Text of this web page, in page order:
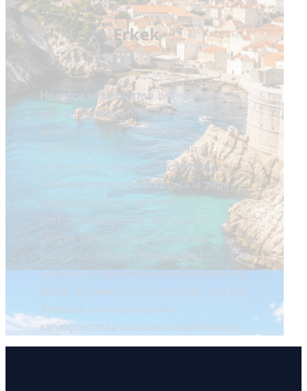
Erkek
Hırvatça seslendirme hizmetlerimizde,
ana diliHırvatça olan, temiz
Hırvat
aksana sahip ve en az 8 yıllık
seslendirme tecrübesi bulunan
profesyonel sanatçılarla çalışıyoruz.
Seslendirmelerimizde kesinlikle yapay
tanıtım filmi
belgesel, e-öğrenme, kurumsal video ve
dublaj projeleriniz için tecrübeli, ana dili
Almanca olan seslendirme
sanatçılarımıza buradan ulaşabilirsiniz.